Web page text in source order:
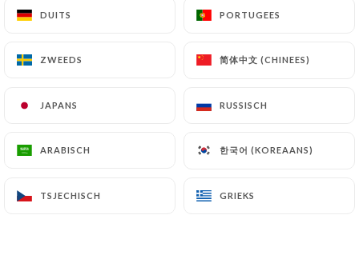
DUITS PORTUGEES
ZWEEDS 简体中文 (CHINEES)
JAPANS RUSSISCH
ARABISCH 한국어 (KOREAANS)
TSJECHISCH GRIEKS
DUITS PORTUGEES
ZWEEDS 简体中文 (CHINEES)
JAPANS RUSSISCH
ARABISCH 한국어 (KOREAANS)
TSJECHISCH GRIEKS